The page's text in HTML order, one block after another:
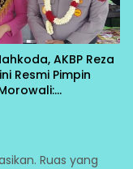
AKBP Reza
Resmi Pimpin
Ruas yang